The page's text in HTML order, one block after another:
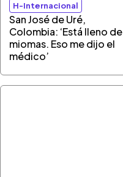
H-Internacional
San José de Uré,
Colombia: ‘Está lleno de
miomas. Eso me dijo el
médico’